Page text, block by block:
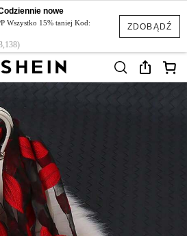
ZDOBĄDŹ
nowe
Wszystko 15% taniej Kod: